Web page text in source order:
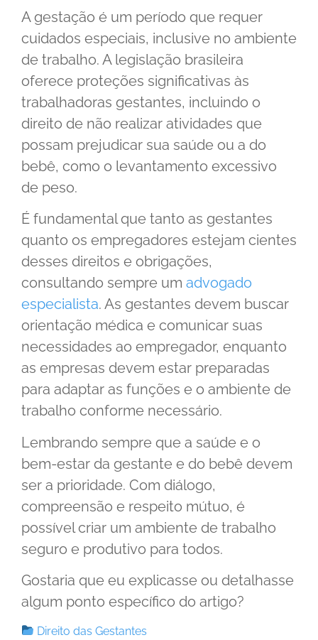
A gestação é um período que requer
cuidados especiais, inclusive no ambiente
de trabalho. A legislação brasileira
oferece proteções significativas às
trabalhadoras gestantes, incluindo o
direito de não realizar atividades que
possam prejudicar sua saúde ou a do
bebê, como o levantamento excessivo
de peso.
É fundamental que tanto as gestantes
quanto os empregadores estejam cientes
desses direitos e obrigações,
consultando sempre um advogado
especialista. As gestantes devem buscar
orientação médica e comunicar suas
necessidades ao empregador, enquanto
as empresas devem estar preparadas
para adaptar as funções e o ambiente de
trabalho conforme necessário.
Lembrando sempre que a saúde e o
bem-estar da gestante e do bebê devem
ser a prioridade. Com diálogo,
compreensão e respeito mútuo, é
possível criar um ambiente de trabalho
seguro e produtivo para todos.
Gostaria que eu explicasse ou detalhasse
algum ponto específico do artigo?
Direito das Gestantes